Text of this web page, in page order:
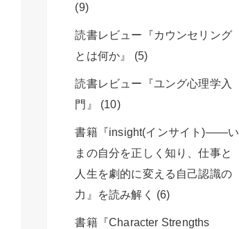
(9)
読書レビュー『カウンセリング
とは何か』 (5)
読書レビュー『ユング心理学入
門』 (10)
書籍『insight(インサイト)――い
まの自分を正しく知り、仕事と
人生を劇的に変える自己認識の
力』を読み解く (6)
書籍『Character Strengths